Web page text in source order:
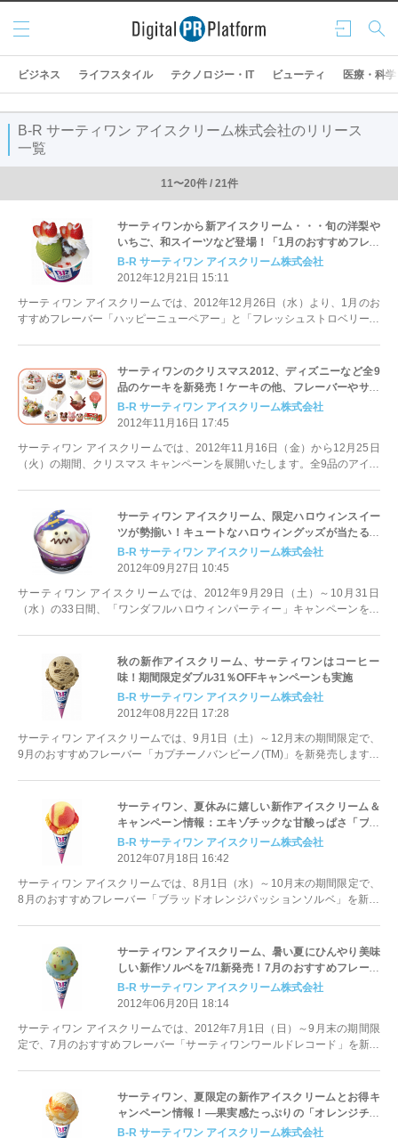
ログ
イン
検索
メニ
ュー
ビジネス ライフスタイル テクノロジー・IT ビューティ 医療・科学
B-R サーティワン アイスクリーム株式会社のリリース
一覧
11〜20件 / 21件
サーティワンから新アイスクリーム・・・旬の洋梨や
いちご、和スイーツなど登場！「1月のおすすめフレー
バー『ハッピーニューペアー』」＆「フレッシュスト
ロベリーサンデー（全3種）」
B‐R サーティワン アイスクリーム株式会社
2012年12月21日 15:11
サーティワン アイスクリームでは、2012年12月26日（水）より、1月のお
すすめフレーバー「ハッピーニューペアー」と「フレッシュストロベリーサ
サーティワンのクリスマス2012、ディズニーなど全9
品のケーキを新発売！ケーキの他、フレーバーやサン
デーなど限定アイスクリーム多数登場
B‐R サーティワン アイスクリーム株式会社
2012年11月16日 17:45
サーティワン アイスクリームでは、2012年11月16日（金）から12月25日
（火）の期間、クリスマス キャンペーンを展開いたします。全9品のアイス
サーティワン アイスクリーム、限定ハロウィンスイー
ツが勢揃い！キュートなハロウィングッズが当たる抽
選くじも実施
B‐R サーティワン アイスクリーム株式会社
2012年09月27日 10:45
サーティワン アイスクリームでは、2012年9月29日（土）～10月31日
（水）の33日間、「ワンダフルハロウィンパーティー」キャンペーンを実
楽しく盛り上げます。秋の新作アイスクリーム、サーティワンはコーヒー
味！期間限定ダブル31％OFFキャンペーンも実施
B‐R サーティワン アイスクリーム株式会社
2012年08月22日 17:28
サーティワン アイスクリームでは、9月1日（土）～12月末の期間限定で、
9月のおすすめフレーバー「カプチーノバンビーノ(TM)」を新発売します。
サーティワン、夏休みに嬉しい新作アイスクリーム＆
キャンペーン情報：エキゾチックな甘酸っぱさ「ブラ
ッドオレンジパッションソルベ」8/1新発売／「真夏の
雪だるま大作戦！キャンペーン」7/21～実施
B‐R サーティワン アイスクリーム株式会社
2012年07月18日 16:42
サーティワン アイスクリームでは、8月1日（水）～10月末の期間限定で、
8月のおすすめフレーバー「ブラッドオレンジパッションソルベ」を新発
サーティワン アイスクリーム、暑い夏にひんやり美味
しい新作ソルベを7/1新発売！7月のおすすめフレーバ
ー「サーティワンワールドレコード」
B‐R サーティワン アイスクリーム株式会社
2012年06月20日 18:14
サーティワン アイスクリームでは、2012年7月1日（日）～9月末の期間限
定で、7月のおすすめフレーバー「サーティワンワールドレコード」を新発
サーティワン、夏限定の新作アイスクリームとお得キ
ャンペーン情報！―果実感たっぷりの「オレンジチー
ズケーキ」6/1新発売／「チャレンジ・ザ・トリプル」
B‐R サーティワン アイスクリーム株式会社